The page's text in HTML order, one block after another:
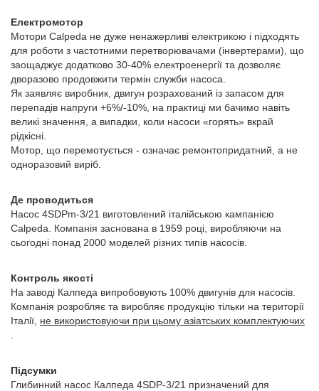
Електромотор
Мотори Calpeda не дуже ненажерливі електрикою і підходять
для роботи з частотними перетворювачами (інвертерами), що
заощаджує додатково 30-40% електроенергії та дозволяє
дворазово продовжити термін служби насоса.
Як заявляє виробник, двигун розрахований із запасом для
перепадів напруги +6%/-10%, на практиці ми бачимо навіть
великі значення, а випадки, коли насоси «горять» вкрай
рідкісні.
Мотор, що перемотується - означає ремонтопридатний, а не
одноразовий виріб.
Де проводиться
Насос 4SDPm-3/21 виготовлений італійською кампанією
Calpeda. Компанія заснована в 1959 році, виробляючи на
сьогодні понад 2000 моделей різних типів насосів.
Контроль якості
На заводі Калпеда випробовують 100% двигунів для насосів.
Компанія розробляє та виробляє продукцію тільки на території
Італії, не використовуючи при цьому азіатських комплектуючих
Підсумки
Глибинний насос Калпеда 4SDP-3/21 призначений для